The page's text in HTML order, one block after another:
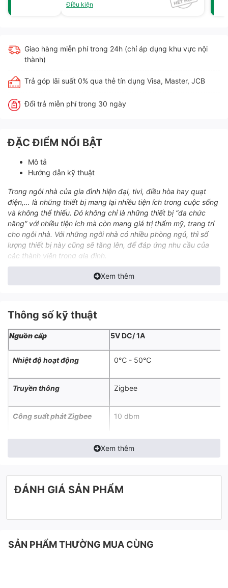
Điều kiện
Giao hàng miễn phí trong 24h (chỉ áp dụng khu vực nội
thành)
Trả góp lãi suất 0% qua thẻ tín dụng Visa, Master, JCB
Đổi trả miễn phí trong 30 ngày
ĐẶC ĐIỂM NỔI BẬT
Mô tả
Hướng dẫn kỹ thuật
Trong ngôi nhà của gia đình hiện đại, tivi, điều hòa hay quạt
điện,… là những thiết bị mang lại nhiều tiện ích trong cuộc sống
và không thể thiếu. Đó không chỉ là những thiết bị “đa chức
năng” với nhiều tiện ích mà còn mang giá trị thẩm mỹ, trang trí
cho ngôi nhà. Với những ngôi nhà có nhiều phòng ngủ, thì số
lượng thiết bị này cũng sẽ tăng lên, để đáp ứng nhu cầu của
các thành viên trong gia đình.
Tuy nhiên, bạn sẽ cảm thấy thật phiền phức nếu mỗi thiết bị
kèm theo 1 cái remote riêng. Nó sẽ làm bạn khó chịu và phát
Lumi(remote hồng ngoại) và một chiếc smartphone nhỏ gọn.
Có thể điều khiển tất cả thiết bị điện thông minh như điều hòa,
tivi, quạt điện,… bằng điện thoại, giọng nói hay hẹn giờ tự
động.
Xem thêm
Thông số kỹ thuật
Nguồn cấp 5V DC/ 1A
Nhiệt độ hoạt động 0℃ - 50℃
Truyền thông Zigbee
Công suất phát Zigbee 10 dbm
70 x 21 mm
Xem thêm
ĐÁNH GIÁ SẢN PHẨM
SẢN PHẨM THƯỜNG MUA CÙNG